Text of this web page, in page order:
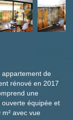
appartement de
rénové en 2017
une
ouverte équipée et
avec vue